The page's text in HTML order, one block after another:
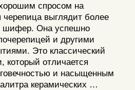
спросом на
черепица выглядит более
шифер. Она успешно
и другими
Это классический
который отличается
и насыщенным
керамических …